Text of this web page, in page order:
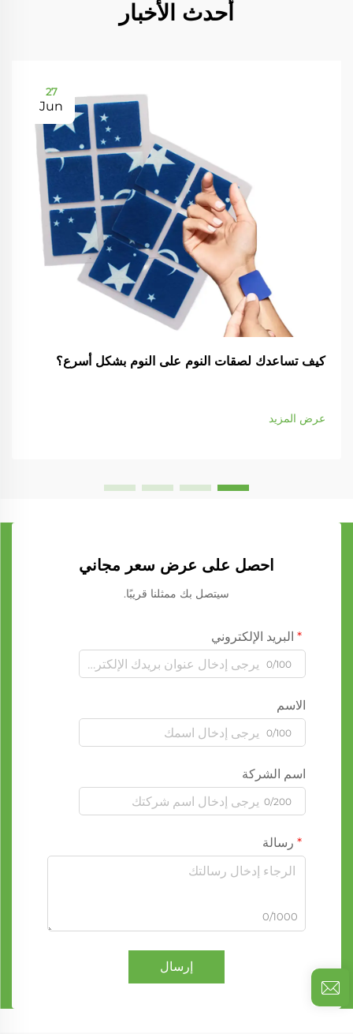
أحدث الأخبار
27
Jun
كيف تساعدك لصقات النوم على النوم بشكل أسرع؟
عرض المزيد
احصل على عرض سعر مجاني
سيتصل بك ممثلنا قريبًا.
البريد الإلكتروني
0/100
الاسم
0/100
اسم الشركة
0/200
رسالة
0/1000
إرسال